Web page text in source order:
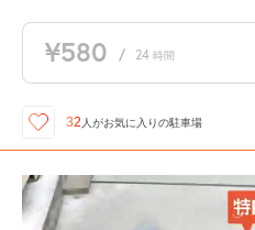
¥580 / 24 時間
32 人がお気に入りの駐車場